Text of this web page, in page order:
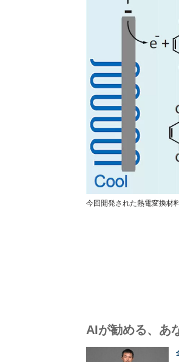
今回開発された熱電変換材
AIが勧める、あ